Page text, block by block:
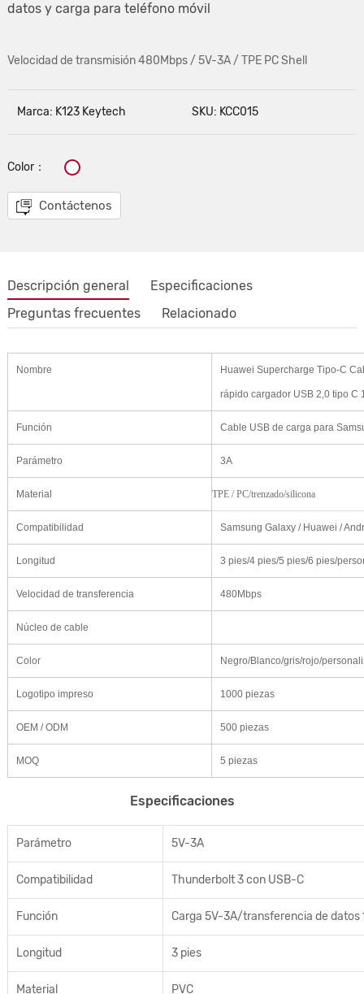
datos y carga para teléfono móvil
Velocidad de transmisión 480Mbps / 5V-3A / TPE PC Shell
Marca: K123 Keytech SKU: KCC015
Color：
Contáctenos
Descripción general
Especificaciones
Preguntas frecuentes
Relacionado
Nombre Huawei Supercharge Tipo-C
rápido cargador USB 2,0 tipo C
Función Cable USB de carga para
Parámetro 3A
Material TPE / PC/trenzado/silicona
Compatibilidad Samsung Galaxy / Huawei /
Longitud 3 pies/4 pies/5 pies/6 pies/
Velocidad de transferencia 480Mbps
Núcleo de cable
Color Negro/Blanco/gris/rojo/
Logotipo impreso 1000 piezas
OEM / ODM 500 piezas
MOQ 5 piezas
Especificaciones
Parámetro 5V-3A
Compatibilidad Thunderbolt 3 con USB-C
Función Carga 5V-3A/transferencia de datos
Longitud 3 pies
Material PVC